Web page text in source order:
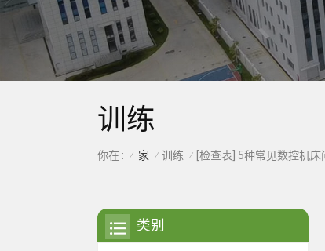
训练
你在 : / 家 / 训练 /
类别